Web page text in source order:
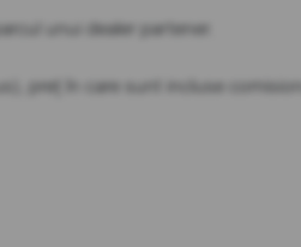
unui dealer partener.
preț în care sunt incluse